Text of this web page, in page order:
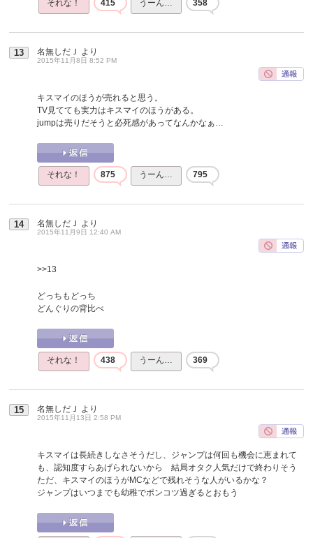
それな！ 415 うーん… 358
13 名無しだＪ より
2015年11月8日 8:52 PM
キスマイのほうが売れると思う。
TV見てても実力はキスマイのほうがある。
jumpは売りだそうと必死感があってなんかなぁ…
それな！ 875 うーん… 795
14 名無しだＪ より
2015年11月9日 12:40 AM
>>13
どっちもどっち
どんぐりの背比べ
それな！ 438 うーん… 369
15 名無しだＪ より
2015年11月13日 2:58 PM
キスマイは長続きしなさそうだし、ジャンプは何回も機会に恵まれて
も、認知度すらあげられないから 結局オタク人気だけで終わりそう
ただ、キスマイのほうがMCなどで残れそうな人がいるかな？
ジャンプはいつまでも幼稚でポンコツ過ぎるとおもう